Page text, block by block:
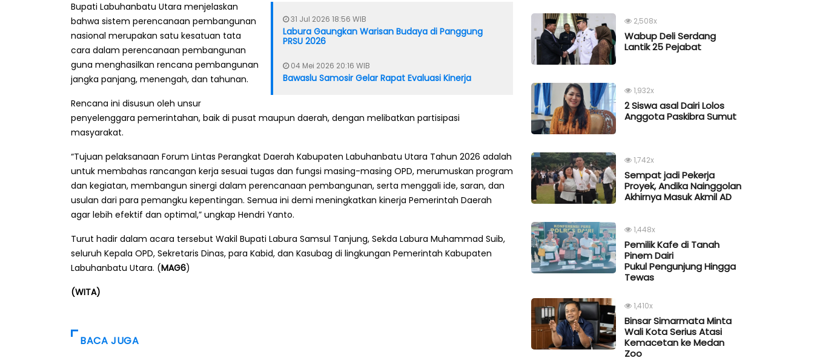
31 Jul 2026 18:56 WIB
Labura Gaungkan Warisan Budaya di Panggung
PRSU 2026
04 Mei 2026 20:16 WIB
Bawaslu Samosir Gelar Rapat Evaluasi Kinerja
Bupati Labuhanbatu Utara menjelaskan
bahwa sistem perencanaan pembangunan
nasional merupakan satu kesatuan tata
cara dalam perencanaan pembangunan
guna menghasilkan rencana pembangunan
jangka panjang, menengah, dan tahunan.
Rencana ini disusun oleh unsur
penyelenggara pemerintahan, baik di pusat maupun daerah, dengan melibatkan partisipasi
masyarakat.
“Tujuan pelaksanaan Forum Lintas Perangkat Daerah Kabupaten Labuhanbatu Utara Tahun 2026 adalah
untuk membahas rancangan kerja sesuai tugas dan fungsi masing-masing OPD, merumuskan program
dan kegiatan, membangun sinergi dalam perencanaan pembangunan, serta menggali ide, saran, dan
usulan dari para pemangku kepentingan. Semua ini demi meningkatkan kinerja Pemerintah Daerah
agar lebih efektif dan optimal,” ungkap Hendri Yanto.
Turut hadir dalam acara tersebut Wakil Bupati Labura Samsul Tanjung, Sekda Labura Muhammad Suib,
seluruh Kepala OPD, Sekretaris Dinas, para Kabid, dan Kasubag di lingkungan Pemerintah Kabupaten
Labuhanbatu Utara. (MAG6)
(WITA)
BACA JUGA
2,508x
Wabup Deli Serdang
Lantik 25 Pejabat
1,932x
2 Siswa asal Dairi Lolos
Anggota Paskibra Sumut
1,742x
Sempat jadi Pekerja
Proyek, Andika Nainggolan
Akhirnya Masuk Akmil AD
1,448x
Pemilik Kafe di Tanah
Pinem Dairi
Pukul Pengunjung Hingga
Tewas
1,410x
Binsar Simarmata Minta
Wali Kota Serius Atasi
Kemacetan ke Medan
Zoo